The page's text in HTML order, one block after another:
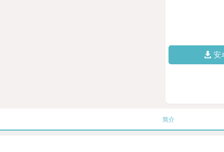
安
简介